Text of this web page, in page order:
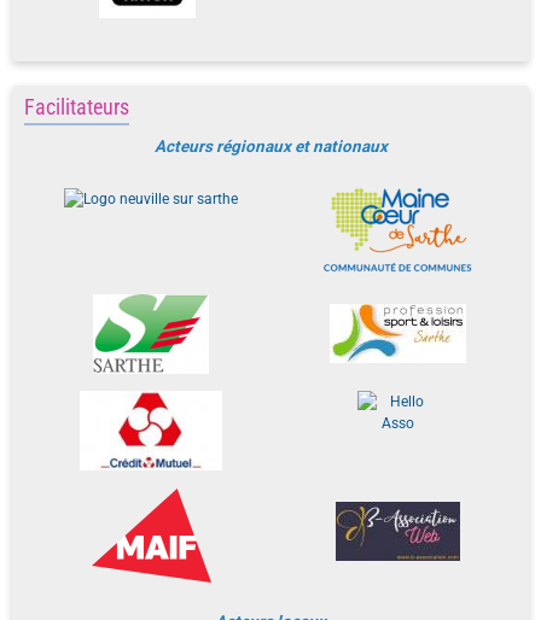
Facilitateurs
Acteurs régionaux et nationaux